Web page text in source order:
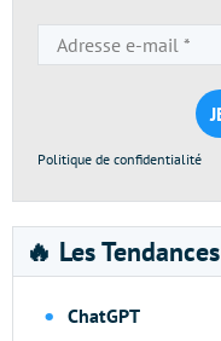
Politique de confidentialité
🔥 Les Tendances
ChatGPT